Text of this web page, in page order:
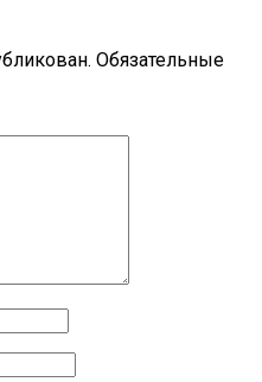
Обязательные